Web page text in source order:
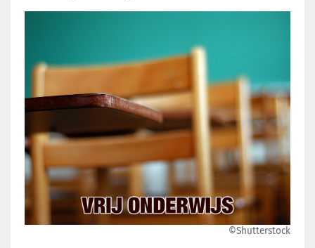
©Shutterstock